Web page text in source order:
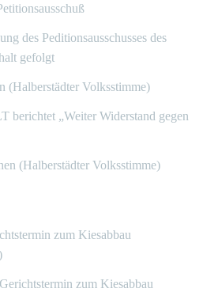
des Peditionsausschusses des
gefolgt
(Halberstädter Volksstimme)
„Weiter Widerstand gegen
(Halberstädter Volksstimme)
zum Kiesabbau
Gerichtstermin zum Kiesabbau